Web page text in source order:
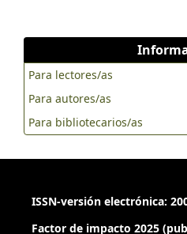
Para lectores/as
Para autores/as
Para bibliotecarios/as
ISSN-versión electrónica:
Factor de impacto 2025